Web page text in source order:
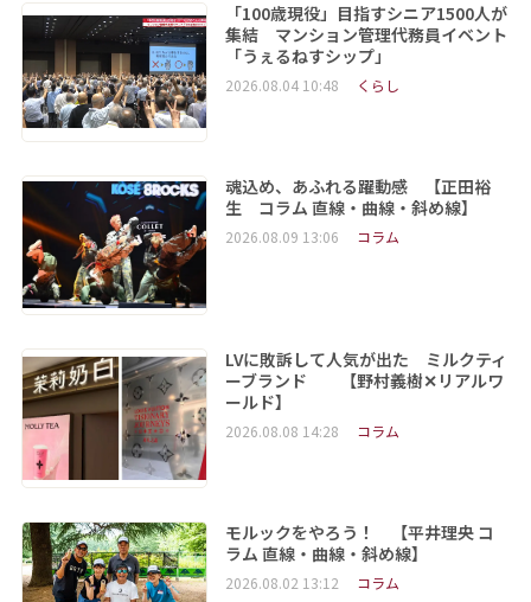
「100歳現役」目指すシニア1500人が
集結 マンション管理代務員イベント
「うぇるねすシップ」
2026.08.04 10:48 くらし
魂込め、あふれる躍動感 【正田裕
生 コラム 直線・曲線・斜め線】
2026.08.09 13:06 コラム
LVに敗訴して人気が出た ミルクティ
ーブランド 【野村義樹✕リアルワ
ールド】
2026.08.08 14:28 コラム
モルックをやろう！ 【平井理央 コ
ラム 直線・曲線・斜め線】
2026.08.02 13:12 コラム